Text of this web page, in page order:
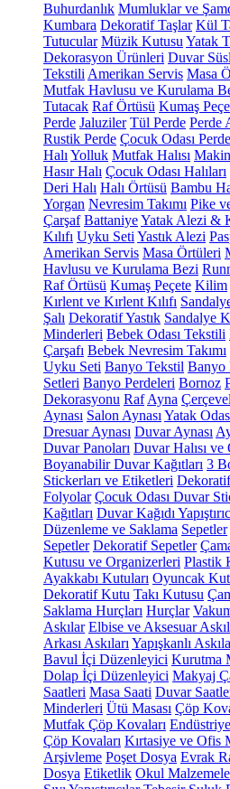
Buhurdanlık Mumluklar ve
Kumbara Dekoratif Taşlar Kül
Tutucular Müzik Kutusu Yatak
Dekorasyon Ürünleri Duvar
Tekstili Amerikan Servis Masa
Mutfak Havlusu ve Kurulama
Tutacak Raf Örtüsü Kumaş
Perde Jaluziler Tül Perde Perde
Rustik Perde Çocuk Odası
Halı Yolluk Mutfak Halısı
Hasır Halı Çocuk Odası Halıları
Deri Halı Halı Örtüsü Bambu
Yorgan Nevresim Takımı Pike
Çarşaf BattaniyeYatak Alezi &
Kılıfı Uyku Seti Yastık Alezi
Amerikan Servis Masa Örtüleri
Havlusu ve Kurulama Bezi
Raf Örtüsü Kumaş Peçete Kilim
Kırlent ve Kırlent Kılıfı
Şalı Dekoratif Yastık Sandalye
Minderleri Bebek Odası Tekstili
Çarşafı Bebek Nevresim Takımı
Uyku Seti Banyo Tekstil Banyo
Setleri Banyo Perdeleri Bornoz
Dekorasyonu Raf Ayna
Aynası Salon Aynası Yatak
Dresuar Aynası Duvar Aynası
Duvar Panoları Duvar Halısı ve
Boyanabilir Duvar Kağıtları 3
Stickerları ve Etiketleri
Folyolar Çocuk Odası Duvar
Kağıtları Duvar Kağıdı
Düzenleme ve Saklama Sepetler
Sepetler Dekoratif Sepetler
Kutusu ve Organizerleri Plastik
Ayakkabı Kutuları Oyuncak
Dekoratif Kutu Takı Kutusu
Saklama Hurçları Hurçlar
Askılar Elbise ve Aksesuar
Arkası Askıları Yapışkanlı
Bavul İçi Düzenleyici Kurutma
Dolap İçi Düzenleyici Makyaj
Saatleri Masa Saati Duvar
Minderleri Ütü Masası Çöp
Mutfak Çöp Kovaları
Çöp Kovaları Kırtasiye ve Ofis
Arşivleme Poşet Dosya Evrak
Dosya Etiketlik Okul